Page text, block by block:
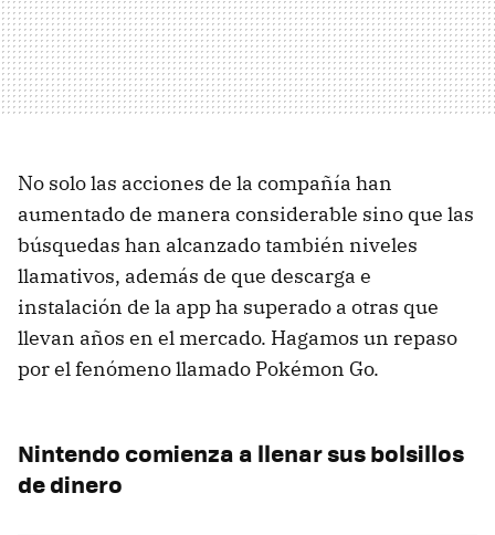
No solo las acciones de la compañía han
aumentado de manera considerable sino que las
búsquedas han alcanzado también niveles
llamativos, además de que descarga e
instalación de la app ha superado a otras que
llevan años en el mercado. Hagamos un repaso
por el fenómeno llamado Pokémon Go.
Nintendo comienza a llenar sus bolsillos
de dinero